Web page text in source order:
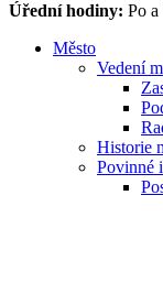
Úřední hodiny: Po
Město
Vedení
Historie
Povinné